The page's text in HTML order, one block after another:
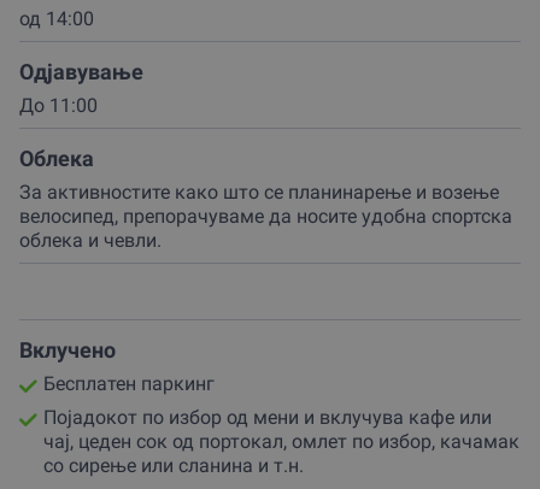
Од терасата ќе можете да уживате во моментите на
изгрејсонцето додека го дегустирате највкусниот
појадок, подготвен од домашни намирници.
Изберете помеѓу класичното, веганското или
вегетаријанското мени и дозволете секое јадење да ве
одведе на гастрономското патување низ
А по појадокот авантурата може да започне!
Ќе имате можнот да ги истражите обележаните
А навечер, по исполнетиот ден со нови впечатоци,
се на терасата, впивајќи ги звуците на природата
додека уживате во чаша вино.
од 14:00
Одјавување
До 11:00
Облека
За активностите како што се планинарење и возење
велосипед, препорачуваме да носите удобна спортска
облека и чевли.
Вклучено
Бесплатен паркинг
Појадокот по избор од мени и вклучува кафе или
чај, цеден сок од портокал, омлет по избор, качамак
со сирење или сланина и т.н.